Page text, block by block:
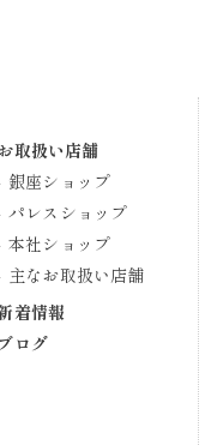
取扱い店舗
銀座ショップ
パレスショップ
本社ショップ
主なお取扱い店舗
着情報
ブログ